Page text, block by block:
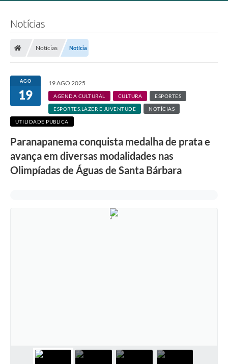
Transparência
Ouvidoria / SIC
Fale Conosco
Leis Municipais
Legislação
Notícias
Notícias Notícia
AGO
19
19 AGO 2025
AGENDA CULTURAL CULTURA ESPORTES
ESPORTES,LAZER E JUVENTUDE NOTÍCIAS
UTILIDADE PUBLICA
Paranapanema conquista medalha de prata e
avança em diversas modalidades nas
Olimpíadas de Águas de Santa Bárbara